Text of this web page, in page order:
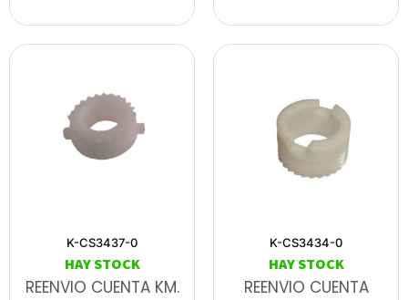
K-CS3437-0
HAY STOCK
REENVIO CUENTA KM.
K-CS3434-0
HAY STOCK
REENVIO CUENTA